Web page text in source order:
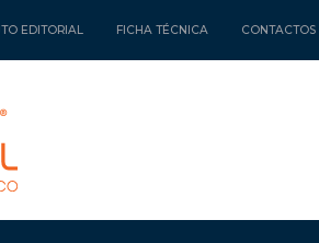
EDITORIAL FICHA TÉCNICA CONTACTOS